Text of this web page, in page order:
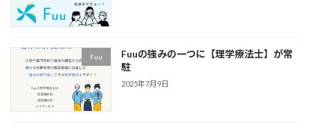
Fuu
Fuuの強みの一つに【理学療法士】が常
駐
2025年7月9日